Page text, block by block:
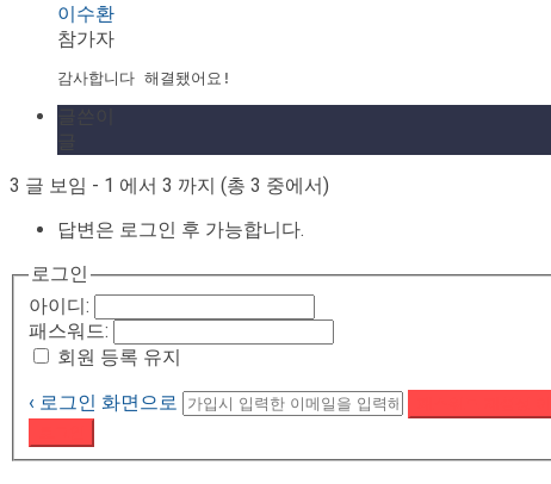
이수환
참가자
감사합니다 해결됐어요!
3 글 보임 - 1 에서 3 까지 (총 3 중에서)
답변은 로그인 후 가능합니다.
로그인
아이디:
패스워드:
회원 등록 유지
‹ 로그인 화면으로